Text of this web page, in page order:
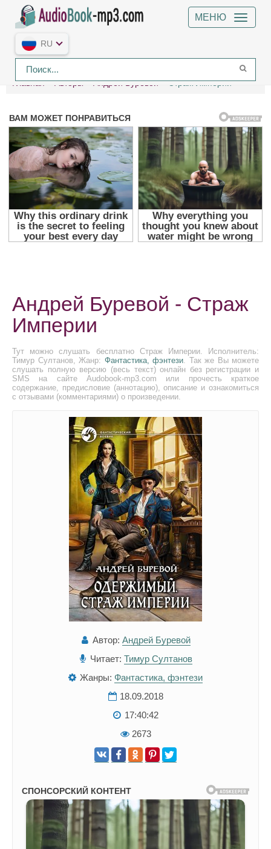
МЕНЮ
RU
Главная Авторы Андрей Буревой Страж Империи
Андрей Буревой - Страж
Империи
Тут можно слушать бесплатно Страж Империи. Исполнитель:
Тимур Султанов, Жанр: Фантастика, фэнтези. Так же Вы можете
слушать полную версию (весь текст) онлайн без регистрации и
SMS на сайте Audobook-mp3.com или прочесть краткое
содержание, предисловие (аннотацию), описание и ознакомиться
с отзывами (комментариями) о произведении.
Автор: Андрей Буревой
Читает: Тимур Султанов
Жанры: Фантастика, фэнтези
18.09.2018
17:40:42
2673